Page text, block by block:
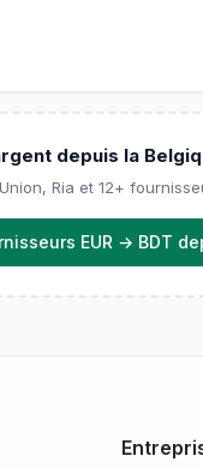
depuis la
Ria et 12+
EUR → BDT